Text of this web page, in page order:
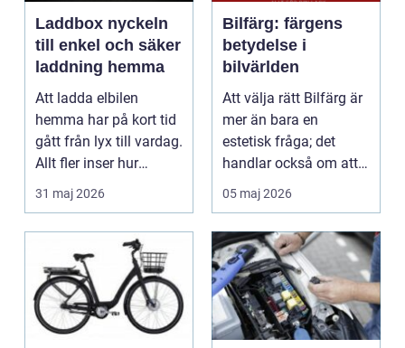
Laddbox nyckeln
till enkel och säker
laddning hemma
Att ladda elbilen
hemma har på kort tid
gått från lyx till vardag.
Allt fler inser hur
smidigt det ä...
31 maj 2026
Bilfärg: färgens
betydelse i
bilvärlden
Att välja rätt Bilfärg är
mer än bara en
estetisk fråga; det
handlar också om att
förstå hur val av ...
05 maj 2026